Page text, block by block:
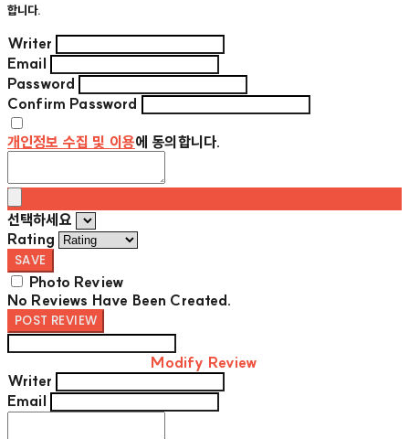
합니다.
Writer
Email
Password
Confirm Password
개인정보 수집 및 이용에 동의합니다.
선택하세요
Rating
SAVE
Photo Review
No Reviews Have Been Created.
POST REVIEW
Modify Review
Writer
Email